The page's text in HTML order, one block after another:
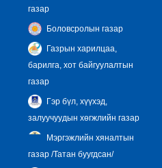
газар
Боловсролын газар
Газрын харилцаа,
барилга, хот байгуулалтын
газар
Гэр бүл, хүүхэд,
залуучуудын хөгжлийн газар
Мэргэжлийн хяналтын
газар /Татан буугдсан/